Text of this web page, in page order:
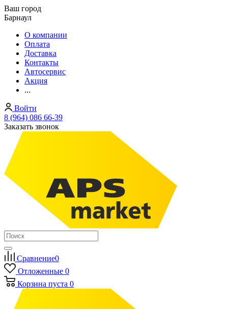
Ваш город
Барнаул
О компании
Оплата
Доставка
Контакты
Автосервис
Акция
...
Войти
8 (964) 086 66-39
Заказать звонок
Сравнение0
Отложенные 0
Корзина пуста 0